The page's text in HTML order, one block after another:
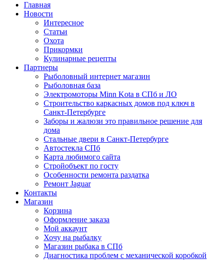
Главная
Новости
Интересное
Статьи
Охота
Прикормки
Кулинарные рецепты
Партнеры
Рыболовный интернет магазин
Рыболовная база
Электромоторы Minn Kota в СПб и ЛО
Строительство каркасных домов под ключ в
Санкт-Петербурге
Заборы и жалюзи это правильное решение для
дома
Стальные двери в Санкт-Петербурге
Автостекла СПб
Карта любимого сайта
Стройобъект по госту
Особенности ремонта раздатка
Ремонт Jaguar
Контакты
Магазин
Корзина
Оформление заказа
Мой аккаунт
Хочу на рыбалку
Магазин рыбака в СПб
Диагностика проблем с механической коробкой